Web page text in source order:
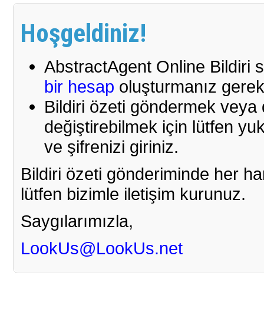
Hoşgeldiniz!
AbstractAgent Online Bildiri
bir hesap oluşturmanız
Bildiri özeti göndermek veya
değiştirebilmek için lütfen
ve şifrenizi giriniz.
Bildiri özeti gönderiminde her
lütfen bizimle iletişim kurunuz.
Saygılarımızla,
LookUs@LookUs.net